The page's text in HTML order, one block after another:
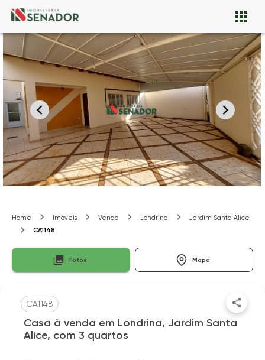
Home Imóveis Venda Londrina
Jardim Santa Alice
CA1148
Fotos Mapa
CA1148
Casa à venda em Londrina, Jardim Santa
Alice, com 3 quartos